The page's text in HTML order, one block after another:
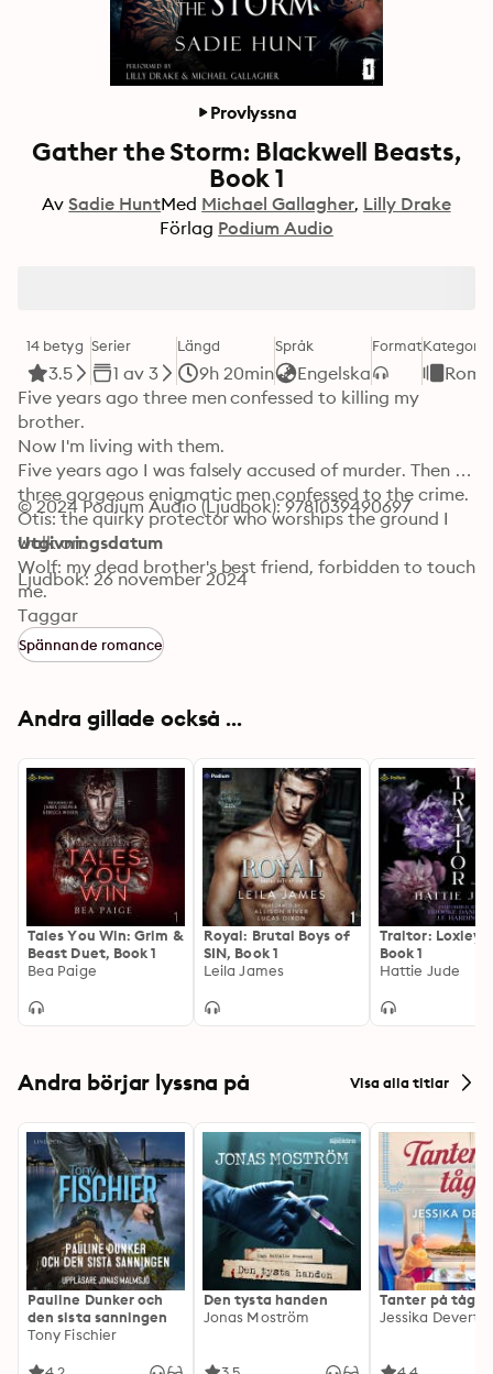
Provlyssna
Gather the Storm: Blackwell Beasts,
Book 1
Av Sadie HuntMed Michael Gallagher Lilly Drake
Förlag Podium Audio
14 betyg
3.5
Serier
1 av 3
Längd
9h 20min
Språk
Engelska
FormatKategori
Five years ago three men confessed to killing my
brother.
Now I'm living with them.
Five years ago I was falsely accused of murder. Then
three gorgeous enigmatic men confessed to the crime.
Otis: the quirky protector who worships the ground I
walk on.
Wolf: my dead brother's best friend, forbidden to touch
me.
Jace: the bully who despises me.
The newspapers called them the Blackwell Beasts.
Were they scapegoats for someone else's crime?
Now that we're living together, I'm prepared for any
possibility—except falling for the three men who may
© 2024 Podium Audio (Ljudbok): 9781039490697
Utgivningsdatum
Ljudbok: 26 november 2024
Taggar
Spännande romance
Andra gillade också ...
Tales You Win: Grim &
Beast Duet, Book 1
Bea Paige
Royal: Brutal Boys of
SIN, Book 1
Leila James
Traitor: Loxley
Book 1
Hattie Jude
Andra börjar lyssna på Visa alla titlar
Pauline Dunker och
den sista sanningen
Tony Fischier
Den tysta handen
Jonas Moström
Tanter på tåg
Jessika Devert